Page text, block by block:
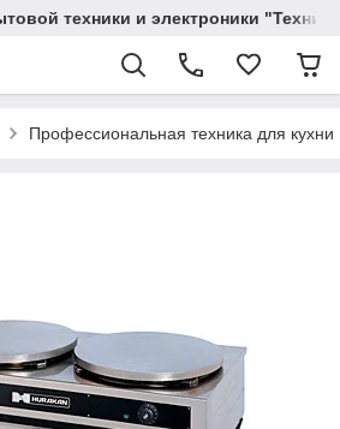
техники и электроники
Профессиональная техника для кухни